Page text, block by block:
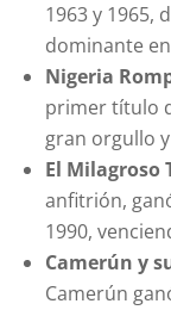
1963 y 1965,
dominante
Nigeria
primer título
gran orgullo
El Milagroso
anfitrión,
1990,
Camerún y
Camerún